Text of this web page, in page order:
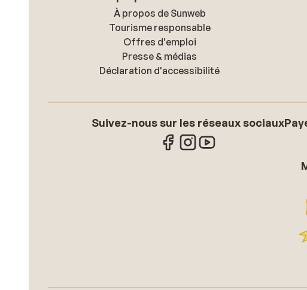
À propos de Sunweb
Tourisme responsable
Offres d'emploi
Presse & médias
Déclaration d'accessibilité
Suivez-nous sur les réseaux sociaux